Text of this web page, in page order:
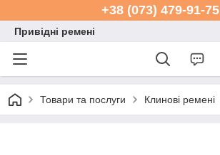
+38 (073) 479-91-75
Привідні ремені
Товари та послуги Клинові ремені